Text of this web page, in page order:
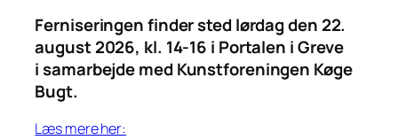
Ferniseringen finder sted lørdag den 22.
august 2026, kl. 14-16 i Portalen i Greve
i samarbejde med Kunstforeningen Køge
Bugt.
Læs mere her: